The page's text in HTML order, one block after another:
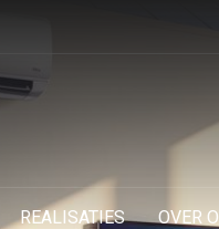
REALISATIES OVER